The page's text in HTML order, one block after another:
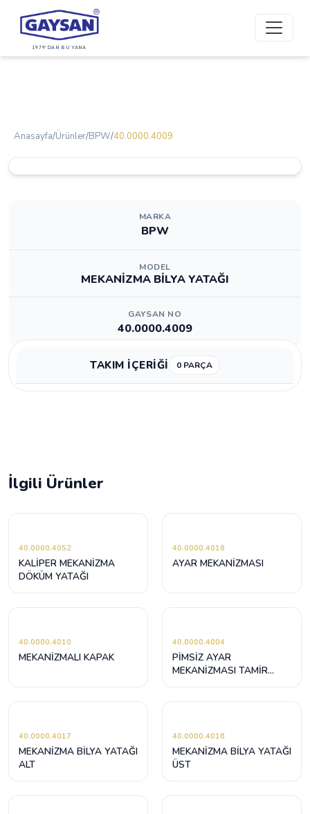
1979'DAN BU YANA
Anasayfa/Ürünler/BPW/40.0000.4009
MARKA
BPW
MODEL
MEKANİZMA BİLYA YATAĞI
GAYSAN NO
40.0000.4009
TAKIM İÇERİĞİ 0 PARÇA
İlgili Ürünler
40.0000.4052
KALİPER MEKANİZMA
DÖKÜM YATAĞI
40.0000.4018
AYAR MEKANİZMASI
40.0000.4010
MEKANİZMALI KAPAK
40.0000.4004
PİMSİZ AYAR
MEKANİZMASI TAMİR
40.0000.4017
MEKANİZMA BİLYA YATAĞI
ALT
40.0000.4016
MEKANİZMA BİLYA YATAĞI
ÜST